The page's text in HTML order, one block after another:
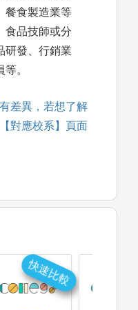
餐食製造業等
食品技師或分
研發、行銷業
。
差異，若想了解
對應校系】頁面
快速比較